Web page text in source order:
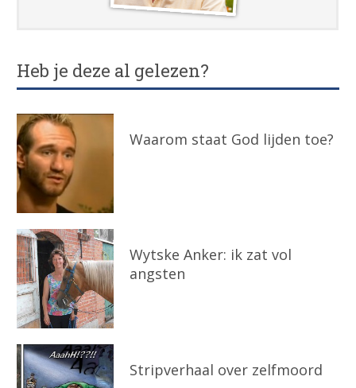
Heb je deze al gelezen?
Waarom staat God lijden toe?
Wytske Anker: ik zat vol
angsten
Stripverhaal over zelfmoord